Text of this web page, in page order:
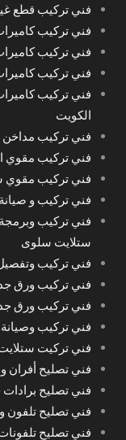
فني تركيب قطع
فني تركيب
فني تركيب
فني تركيب
فني تركيب
الكويت
فني تركيب
فني تركيب مقوي
فني تركيب مقوي
فني تركيب و
فني تركيب
ستلايت سلوى
فني تركيب
فني تركيب ورق
فني تركيب ورق
فني تركيب وصيانة
فني تركيت
فني تصليح
فني تصليح
فني تصليح تلفون
فني تصليح